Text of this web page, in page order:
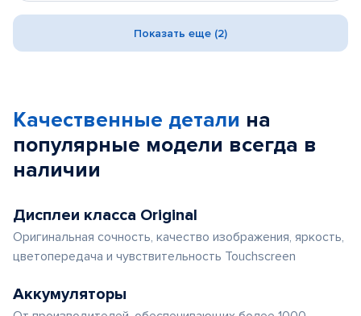
Показать еще (2)
Качественные детали на
популярные модели всегда в
наличии
Дисплеи класса Original
Оригинальная сочность, качество изображения, яркость,
цветопередача и чувствительность Touchscreen
Аккумуляторы